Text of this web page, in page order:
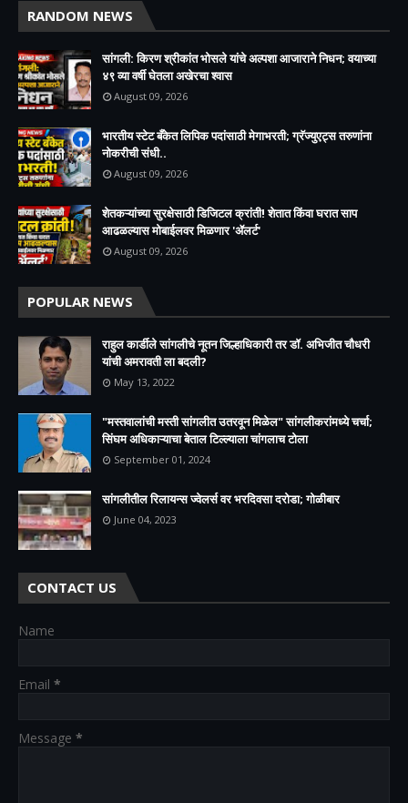
RANDOM NEWS
सांगली: किरण श्रीकांत भोसले यांचे अल्पशा आजाराने निधन; वयाच्या
४९ व्या वर्षी घेतला अखेरचा श्वास​
August 09, 2026
भारतीय स्टेट बँकेत लिपिक पदांसाठी मेगाभरती; ग्रॅज्युएट्स तरुणांना
नोकरीची संधी..
August 09, 2026
शेतकऱ्यांच्या सुरक्षेसाठी डिजिटल क्रांती! शेतात किंवा घरात साप
आढळल्यास मोबाईलवर मिळणार 'ॲलर्ट'
August 09, 2026
POPULAR NEWS
राहुल कार्डीले सांगलीचे नूतन जिल्हाधिकारी तर डॉ. अभिजीत चौधरी
यांची अमरावती ला बदली?
May 13, 2022
"मस्तवालांची मस्ती सांगलीत उतरवून मिळेल" सांगलीकरांमध्ये चर्चा;
सिंघम अधिकाऱ्याचा बेताल टिल्ल्याला चांगलाच टोला
September 01, 2024
सांगलीतील रिलायन्स ज्वेलर्स वर भरदिवसा दरोडा; गोळीबार
June 04, 2023
CONTACT US
Name
Email *
Message *